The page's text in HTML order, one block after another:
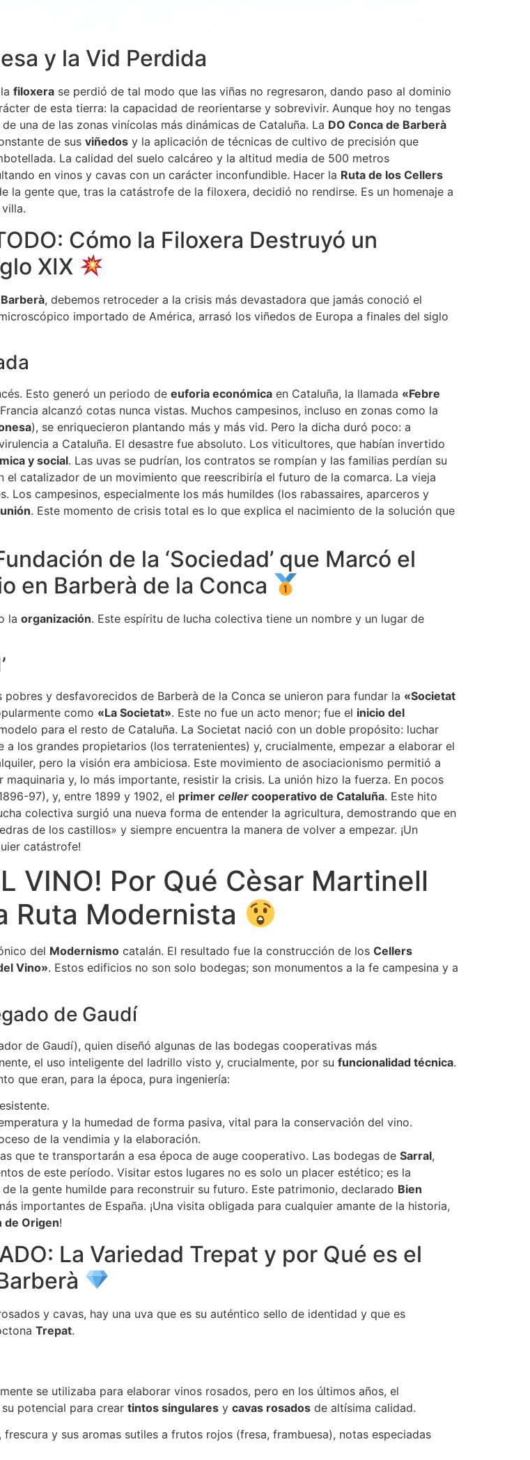
y la Vid Perdida
filoxera se perdió de tal modo que las viñas no regresaron, dando paso al dominio
de esta tierra: la capacidad de reorientarse y sobrevivir. Aunque hoy no tengas
una de las zonas vinícolas más dinámicas de Cataluña. La DO Conca de Barberà
de sus viñedos y la aplicación de técnicas de cultivo de precisión que
La calidad del suelo calcáreo y la altitud media de 500 metros
en vinos y cavas con un carácter inconfundible. Hacer la Ruta de los Cellers
la gente que, tras la catástrofe de la filoxera, decidió no rendirse. Es un homenaje a
Cómo la Filoxera Destruyó un
XIX
, debemos retroceder a la crisis más devastadora que jamás conoció el
importado de América, arrasó los viñedos de Europa a finales del siglo
Esto generó un periodo de euforia económica en Cataluña, la llamada «Febre
alcanzó cotas nunca vistas. Muchos campesinos, incluso en zonas como la
), se enriquecieron plantando más y más vid. Pero la dicha duró poco: a
a Cataluña. El desastre fue absoluto. Los viticultores, que habían invertido
y social. Las uvas se pudrían, los contratos se rompían y las familias perdían su
catalizador de un movimiento que reescribiría el futuro de la comarca. La vieja
campesinos, especialmente los más humildes (los rabassaires, aparceros y
unión. Este momento de crisis total es lo que explica el nacimiento de la solución que
de la ‘Sociedad’ que Marcó el
en Barberà de la Conca
la organización. Este espíritu de lucha colectiva tiene un nombre y un lugar de
y desfavorecidos de Barberà de la Conca se unieron para fundar la «Societat
como «La Societat». Este no fue un acto menor; fue el inicio del
para el resto de Cataluña. La Societat nació con un doble propósito: luchar
a los grandes propietarios (los terratenientes) y, crucialmente, empezar a elaborar el
pero la visión era ambiciosa. Este movimiento de asociacionismo permitió a
y, lo más importante, resistir la crisis. La unión hizo la fuerza. En pocos
97), y, entre 1899 y 1902, el primer celler cooperativo de Cataluña. Este hito
colectiva surgió una nueva forma de entender la agricultura, demostrando que en
de los castillos» y siempre encuentra la manera de volver a empezar. ¡Un
catástrofe!
VINO! Por Qué Cèsar Martinell
Ruta Modernista
del Modernismo catalán. El resultado fue la construcción de los Cellers
Vino». Estos edificios no son solo bodegas; son monumentos a la fe campesina y a
de Gaudí
de Gaudí), quien diseñó algunas de las bodegas cooperativas más
el uso inteligente del ladrillo visto y, crucialmente, por su funcionalidad técnica.
que eran, para la época, pura ingeniería:
y la humedad de forma pasiva, vital para la conservación del vino.
de la vendimia y la elaboración.
que te transportarán a esa época de auge cooperativo. Las bodegas de Sarral,
de este período. Visitar estos lugares no es solo un placer estético; es la
la gente humilde para reconstruir su futuro. Este patrimonio, declarado Bien
importantes de España. ¡Una visita obligada para cualquier amante de la historia,
de Origen!
La Variedad Trepat y por Qué es el
y cavas, hay una uva que es su auténtico sello de identidad y que es
Trepat.
se utilizaba para elaborar vinos rosados, pero en los últimos años, el
potencial para crear tintos singulares y cavas rosados de altísima calidad.
y sus aromas sutiles a frutos rojos (fresa, frambuesa), notas especiadas